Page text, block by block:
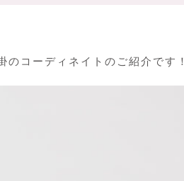
コーディネイトのご紹介です！